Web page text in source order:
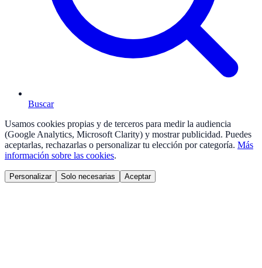
Buscar
Usamos cookies propias y de terceros para medir la audiencia
(Google Analytics, Microsoft Clarity) y mostrar publicidad. Puedes
aceptarlas, rechazarlas o personalizar tu elección por categoría. Más
información sobre las cookies.
Personalizar Solo necesarias Aceptar